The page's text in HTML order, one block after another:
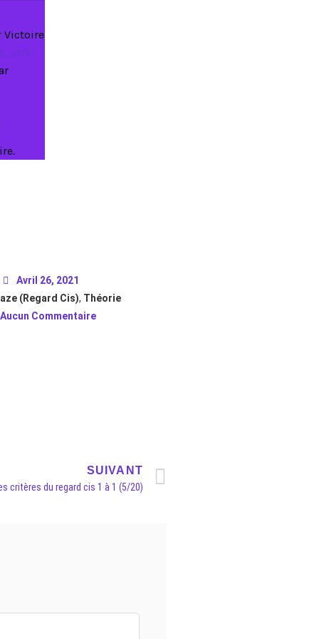
Victoire
Avril 26, 2021
(Regard Cis), Théorie
Aucun Commentaire
SUIVANT
critères du regard cis 1 à 1 (5/20)